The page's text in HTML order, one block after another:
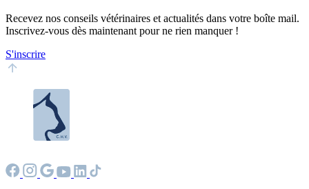
Recevez nos conseils vétérinaires et actualités dans votre boîte mail.
Inscrivez-vous dès maintenant pour ne rien manquer !
S'inscrire